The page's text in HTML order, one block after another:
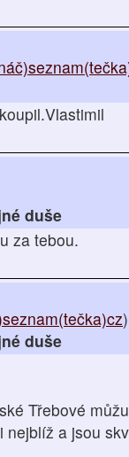
duše
za tebou.
)
duše
Třebové
a jsou